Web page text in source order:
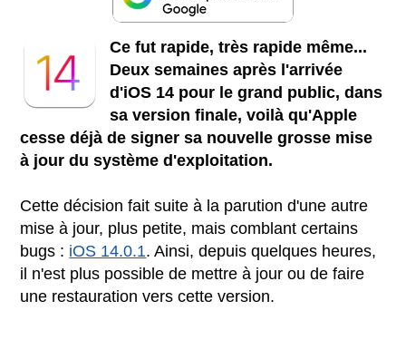
Ce fut rapide, très rapide même...
Deux semaines après l'arrivée
d'iOS 14 pour le grand public, dans
sa version finale, voilà qu'Apple
cesse déjà de signer sa nouvelle grosse mise
à jour du système d'exploitation.
Cette décision fait suite à la parution d'une autre
mise à jour, plus petite, mais comblant certains
bugs : iOS 14.0.1. Ainsi, depuis quelques heures,
il n'est plus possible de mettre à jour ou de faire
une restauration vers cette version.